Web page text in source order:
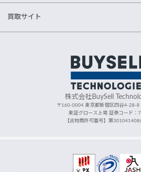
買取サイト
株式会社BuySell
〒160-0004 東京都新宿区四谷4-28-8
東証グロース上場 証券コード：
【古物商許可番号】第